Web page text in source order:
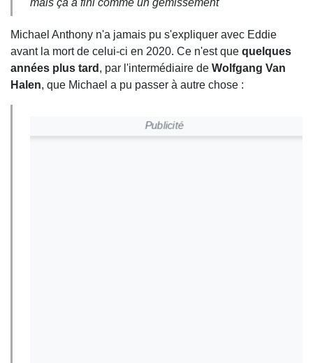
mais ça a fini comme un gémissement"
Michael Anthony n'a jamais pu s'expliquer avec Eddie
avant la mort de celui-ci en 2020. Ce n'est que quelques
années plus tard , par l'intermédiaire de Wolfgang Van
Halen, que Michael a pu passer à autre chose :
Publicité